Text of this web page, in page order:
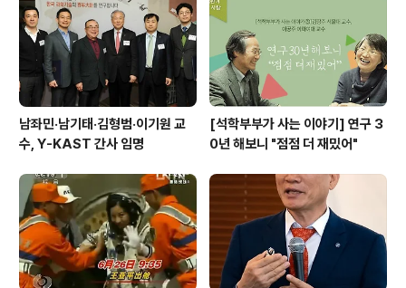
남좌민·남기태·김형범·이기원 교
수, Y-KAST 간사 임명
[석학부부가 사는 이야기] 연구 3
0년 해보니 "점점 더 재밌어"